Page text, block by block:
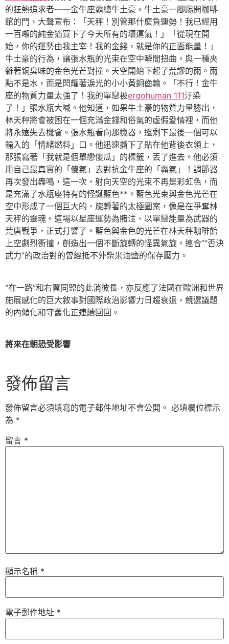
的狂熱追求者——金牛座霸總牛土豪。牛土豪一腳踢開咖啡
館的門，大聲宣布：「天秤！別管那什麼負運勢！我已經用
一百噸的純金箔買下了今天所有的壞運氣！」「從現在開
始，你的運勢由我主宰！我的金錢，就是你的正面能量！」
牛土豪的行為，讓張水瓶的光束在空中瞬間扭曲，與一種夾
雜著銅臭味的金色光芒對撞。天空開始下起了荒謬的雨。雨
點不是水，而是閃耀著淚光的小小黃銅齒輪。「不行！金牛
座的物質力量太強了！我的單戀被ergohuman 111汙染
了！」張水瓶大喊。他知道，如果牛土豪的物質力量勝出，
林天秤將會被困在一個充滿金錢和俗氣的虛假愛情裡，而他
將永遠失去機會。張水瓶看向那機器，還剩下最後一個可以
輸入的「情緒燃料」口。他迅速撕下了貼在他背後衣領上，
那張寫著「我就是個單戀傻瓜」的標籤，丟了進去。他必須
用自己最真實的「傻氣」去對抗金牛座的「霸氣」！調節器
再次發出轟鳴，這一次，射向天空的光束不再是彩虹色，而
是充滿了水瓶座特有的怪誕藍色**。藍色光束與金色光芒在
空中形成了一個巨大的、旋轉著的太極圖案，像是在爭奪林
天秤的靈魂。這場以星座運勢為賭注、以單戀能量為武器的
荒唐戰爭，正式打響了。藍色與金色的光芒在林天秤咖啡館
上空劇烈衝撞，創造出一個不斷旋轉的怪異氣旋。連合”“否決
武力”的政治對的曾經抵不外柴米油鹽的保存壓力。
“在一路”和右翼同盟的此消彼長，亦反應了法國在歐洲和世界
施展感化的巨大敘事對國際政治影響力日趨衰退，競選議題
的內傾化和守舊化正連續回回。
將來在朝恐受影響
發佈留言
發佈留言必須填寫的電子郵件地址不會公開。 必填欄位標示
為 *
留言 *
顯示名稱 *
電子郵件地址 *